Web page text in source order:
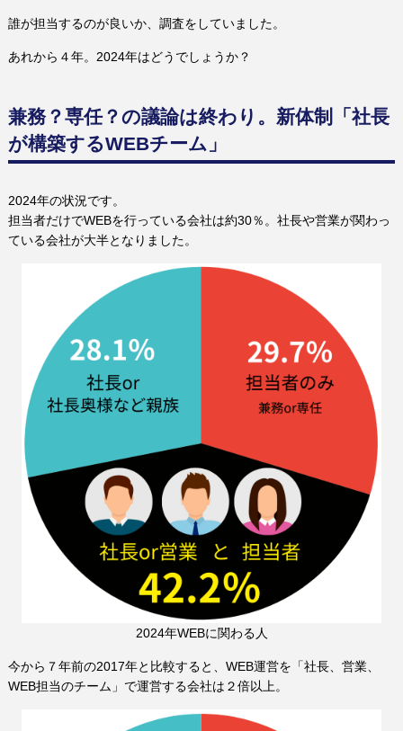
誰が担当するのが良いか、調査をしていました。
あれから４年。2024年はどうでしょうか？
兼務？専任？の議論は終わり。新体制「社長
が構築するWEBチーム」
2024年の状況です。
担当者だけでWEBを行っている会社は約30％。社長や営業が関わっ
ている会社が大半となりました。
2024年WEBに関わる人
今から７年前の2017年と比較すると、WEB運営を「社長、営業、
WEB担当のチーム」で運営する会社は２倍以上。